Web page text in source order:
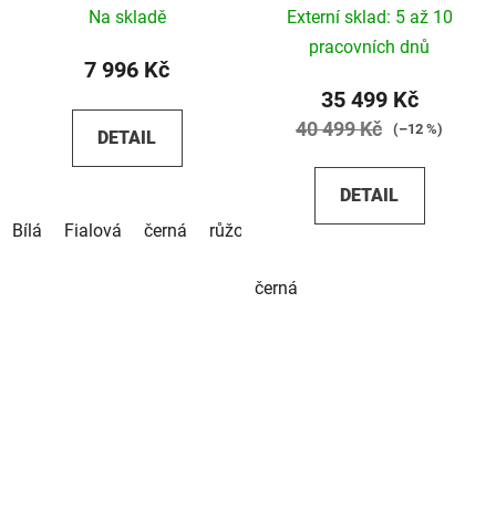
Na skladě
7 996 Kč
DETAIL
Bílá Fialová černá růžová tyrkysová béžová
Externí sklad: 5 až 10
pracovních dnů
35 499 Kč
40 499 Kč (–12 %)
DETAIL
černá